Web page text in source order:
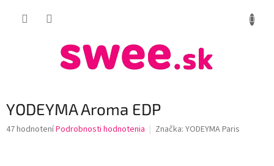
YODEYMA Aroma EDP
Priemerné
47 hodnoteníPodrobnosti hodnotenia Značka: YODEYMA Paris